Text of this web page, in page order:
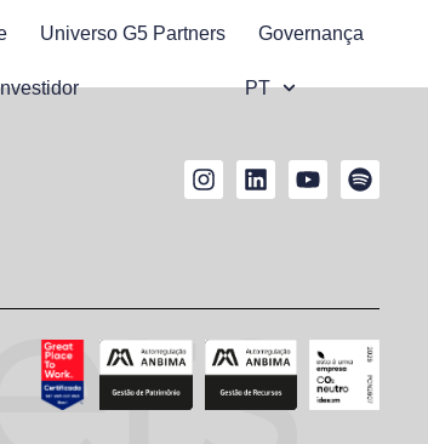
Universo G5 Partners Governança
PT